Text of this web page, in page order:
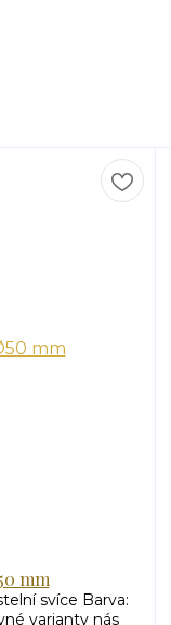
mm
svíce Barva:
varianty nás